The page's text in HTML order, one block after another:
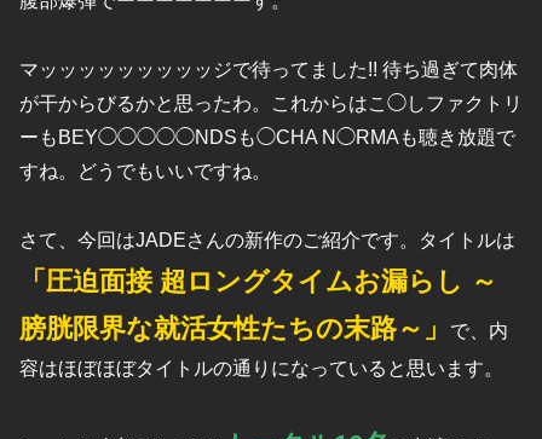
マッッッッッッッッッジで待ってました!! 待ち過ぎて肉体
が干からびるかと思ったわ。これからはこ◯しファクトリ
ーもBEY◯◯◯◯◯NDSも◯CHA N◯RMAも聴き放題で
すね。どうでもいいですね。
さて、今回はJADEさんの新作のご紹介です。タイトルは
「圧迫面接 超ロングタイムお漏らし ～
膀胱限界な就活女性たちの末路～」
で、内
容はほぼほぼタイトルの通りになっていると思います。